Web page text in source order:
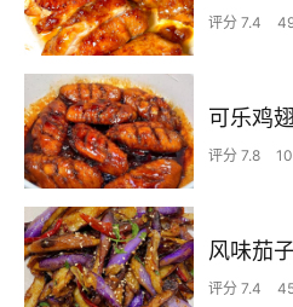
评分 7.4
可乐鸡翅
评分 7.8
风味茄
评分 7.4